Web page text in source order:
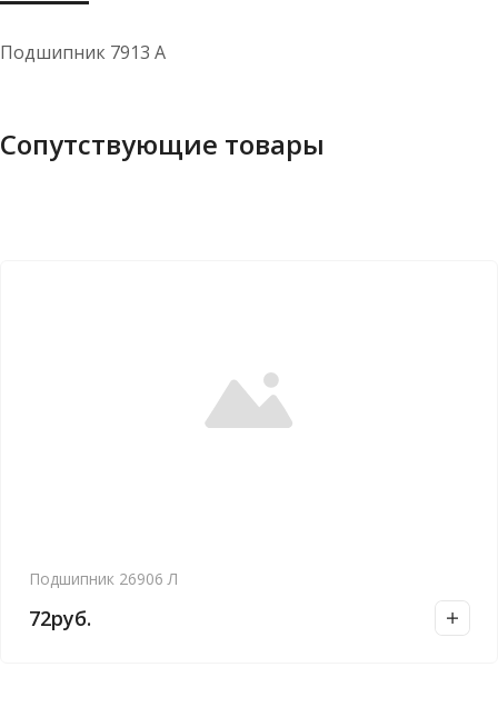
Подшипник 7913 А
Сопутствующие товары
Подшипник 26906 Л
72руб.